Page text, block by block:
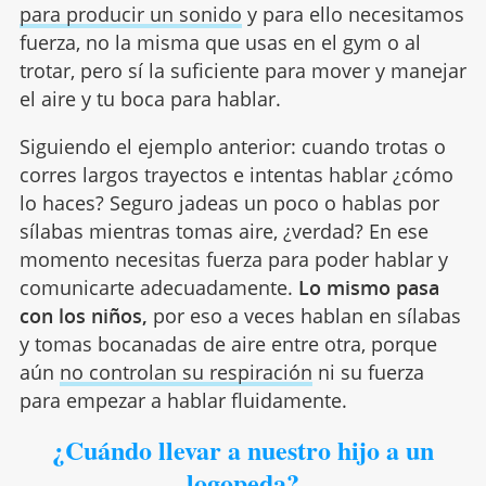
para producir un sonido y para ello necesitamos
fuerza, no la misma que usas en el gym o al
trotar, pero sí la suficiente para mover y manejar
el aire y tu boca para hablar.
Siguiendo el ejemplo anterior: cuando trotas o
corres largos trayectos e intentas hablar ¿cómo
lo haces? Seguro jadeas un poco o hablas por
sílabas mientras tomas aire, ¿verdad? En ese
momento necesitas fuerza para poder hablar y
comunicarte adecuadamente. Lo mismo pasa
con los niños, por eso a veces hablan en sílabas
y tomas bocanadas de aire entre otra, porque
aún no controlan su respiración ni su fuerza
para empezar a hablar fluidamente.
¿Cuándo llevar a nuestro hijo a un